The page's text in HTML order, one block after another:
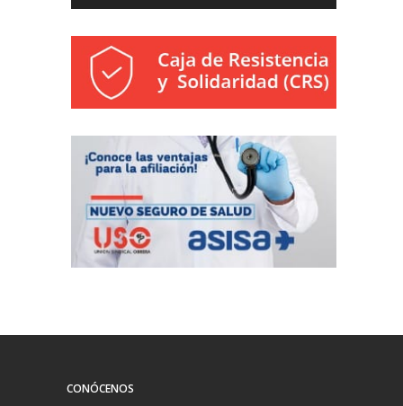
CONÓCENOS